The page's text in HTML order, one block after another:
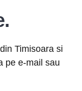
Timisoara si
pe e-mail sau